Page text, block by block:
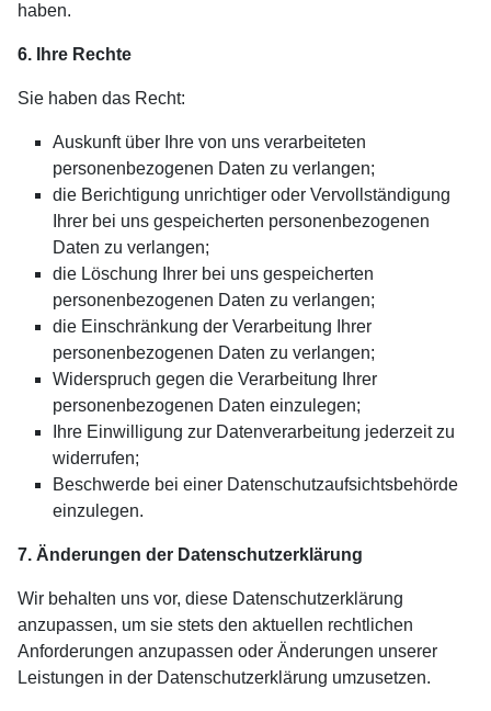
haben.
6. Ihre Rechte
Sie haben das Recht:
Auskunft über Ihre von uns verarbeiteten
personenbezogenen Daten zu verlangen;
die Berichtigung unrichtiger oder Vervollständigung
Ihrer bei uns gespeicherten personenbezogenen
Daten zu verlangen;
die Löschung Ihrer bei uns gespeicherten
personenbezogenen Daten zu verlangen;
die Einschränkung der Verarbeitung Ihrer
personenbezogenen Daten zu verlangen;
Widerspruch gegen die Verarbeitung Ihrer
personenbezogenen Daten einzulegen;
Ihre Einwilligung zur Datenverarbeitung jederzeit zu
widerrufen;
Beschwerde bei einer Datenschutzaufsichtsbehörde
einzulegen.
7. Änderungen der Datenschutzerklärung
Wir behalten uns vor, diese Datenschutzerklärung
anzupassen, um sie stets den aktuellen rechtlichen
Anforderungen anzupassen oder Änderungen unserer
Leistungen in der Datenschutzerklärung umzusetzen.